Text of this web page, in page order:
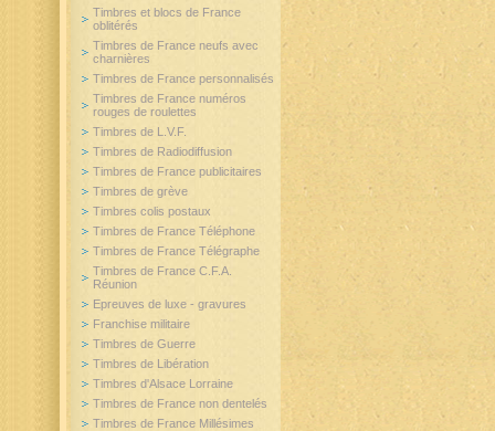
Timbres et blocs de France
oblitérés
Timbres de France neufs avec
charnières
Timbres de France personnalisés
Timbres de France numéros
rouges de roulettes
Timbres de L.V.F.
Timbres de Radiodiffusion
Timbres de France publicitaires
Timbres de grève
Timbres colis postaux
Timbres de France Téléphone
Timbres de France Télégraphe
Timbres de France C.F.A.
Réunion
Epreuves de luxe - gravures
Franchise militaire
Timbres de Guerre
Timbres de Libération
Timbres d'Alsace Lorraine
Timbres de France non dentelés
Timbres de France Millésimes